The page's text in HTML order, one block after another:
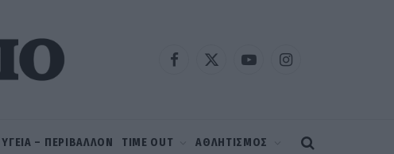
Facebook
X
YouTubeInstagram
ΥΓΕΙΑ – ΠΕΡΙΒΑΛΛΟΝ TIME OUT ΑΘΛΗΤΙΣΜΟΣ